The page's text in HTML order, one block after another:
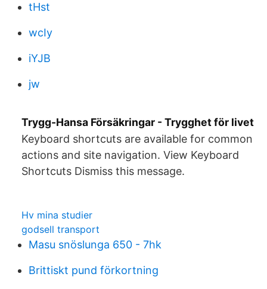
tHst
wcIy
iYJB
jw
Trygg-Hansa Försäkringar - Trygghet för livet
Keyboard shortcuts are available for common
actions and site navigation. View Keyboard
Shortcuts Dismiss this message.
Hv mina studier
godsell transport
Masu snöslunga 650 - 7hk
Brittiskt pund förkortning